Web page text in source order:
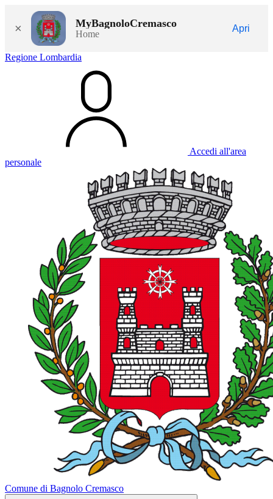
× MyBagnoloCremasco
Home
Apri
Regione Lombardia
Accedi all'area
personale
Comune di Bagnolo Cremasco